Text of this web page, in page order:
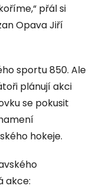
přál si
Opava Jiří
sportu 850. Ale
plánují akci
se pokusit
hokeje.
akce: